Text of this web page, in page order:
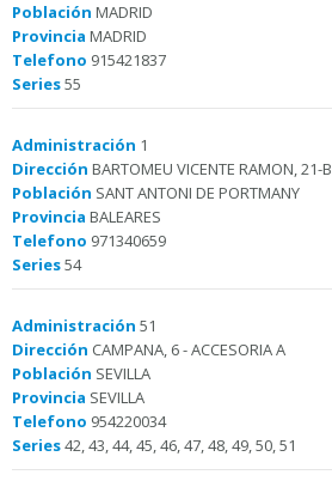
Población MADRID
Provincia MADRID
Telefono 915421837
Series55
Administración 1
Dirección BARTOMEU VICENTE RAMON, 21-B
Población SANT ANTONI DE PORTMANY
Provincia BALEARES
Telefono 971340659
Series54
Administración 51
Dirección CAMPANA, 6 - ACCESORIA A
Población SEVILLA
Provincia SEVILLA
Telefono 954220034
Series42, 43, 44, 45, 46, 47, 48, 49, 50, 51